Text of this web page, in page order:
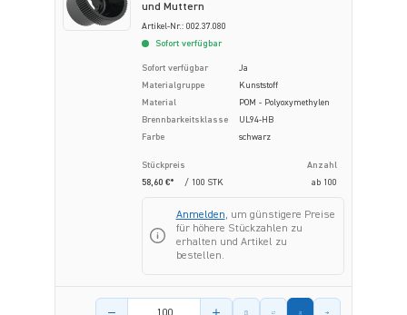
und Muttern
Artikel-Nr.: 002.37.080
Sofort verfügbar
Sofort verfügbar
Ja
Materialgruppe
Kunststoff
Material
POM - Polyoxymethylen
Brennbarkeitsklasse
UL94-HB
Farbe
schwarz
Stückpreis
Anzahl
58,60 €*
/ 100 STK ab 100
Anmelden, um günstigere Preise
für höhere Stückzahlen zu
erhalten und Artikel zu
bestellen.
Menge des Artikels